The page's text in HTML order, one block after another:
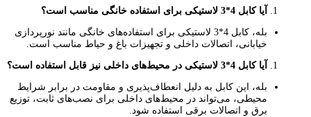
آیا کابل 4*3 لاستیکی برای استفاده خانگی مناسب است؟
بله، کابل 4*3 لاستیکی برای استفاده‌های خانگی مانند نورپردازی
خیابانی، اتصالات داخلی و تجهیزات باغ و حیاط مناسب است.
آیا کابل 4*3 لاستیکی در محیط‌های داخلی نیز قابل استفاده است؟
بله، این کابل به دلیل انعطاف‌پذیری و مقاومت در برابر شرایط
محیطی، می‌تواند در محیط‌های داخلی برای نصب‌های ثابت، توزیع
برق و اتصالات برقی استفاده شود.